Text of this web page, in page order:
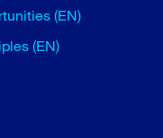
(EN)
(EN)